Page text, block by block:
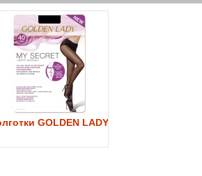
40 GOLDEN LADY My Secret 40